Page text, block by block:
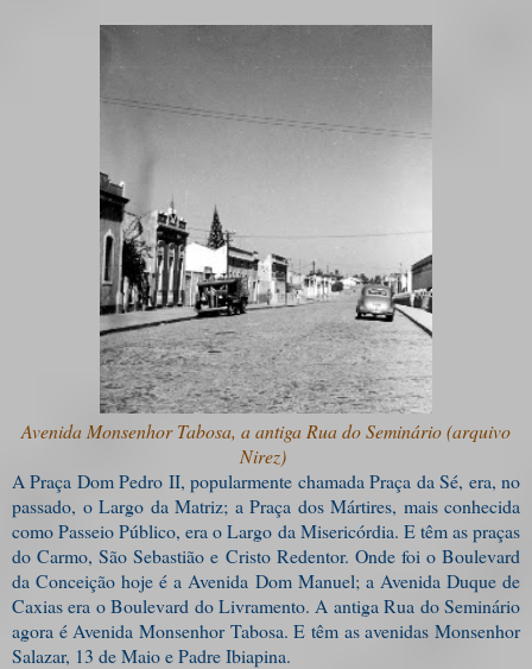
Avenida Monsenhor Tabosa, a antiga Rua do Seminário (arquivo
Nirez)
A Praça Dom Pedro II, popularmente chamada Praça da Sé, era, no
passado, o Largo da Matriz; a Praça dos Mártires, mais conhecida
como Passeio Público, era o Largo da Misericórdia. E têm as praças
do Carmo, São Sebastião e Cristo Redentor. Onde foi o Boulevard
da Conceição hoje é a Avenida Dom Manuel; a Avenida Duque de
Caxias era o Boulevard do Livramento. A antiga Rua do Seminário
agora é Avenida Monsenhor Tabosa. E têm as avenidas Monsenhor
Salazar, 13 de Maio e Padre Ibiapina.